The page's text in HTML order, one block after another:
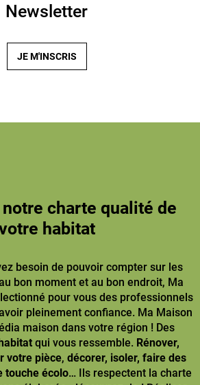
Newsletter
JE M'INSCRIS
charte qualité de
habitat
besoin de pouvoir compter sur les
bon moment et au bon endroit, Ma
pour vous des professionnels
pleinement confiance. Ma Maison
maison dans votre région ! Des
qui vous ressemble. Rénover,
votre pièce, décorer, isoler, faire des
touche écolo… Ils respectent la charte